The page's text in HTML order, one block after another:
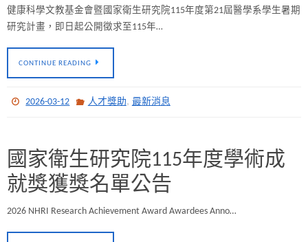
健康科學文教基金會暨國家衛生研究院115年度第21屆醫學系學生暑期
研究計畫，即日起公開徵求至115年…
CONTINUE READING
2026-03-12 人才獎助, 最新消息
國家衛生研究院115年度學術成
就獎獲獎名單公告
2026 NHRI Research Achievement Award Awardees Anno…